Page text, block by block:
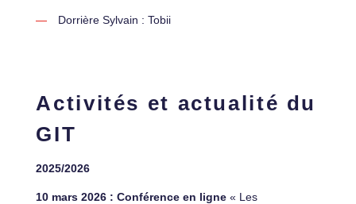
Dorrière Sylvain : Tobii
Activités et actualité du
GIT
2025/2026
10 mars 2026 : Conférence en ligne « Les